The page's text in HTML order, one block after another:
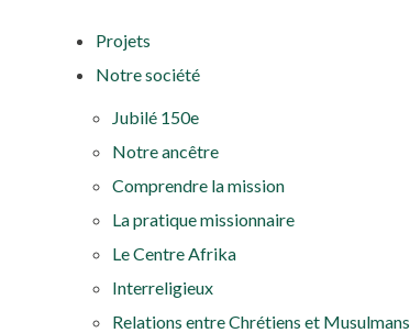
Projets
Notre société
Jubilé 150e
Notre ancêtre
Comprendre la mission
La pratique missionnaire
Le Centre Afrika
Interreligieux
Relations entre Chrétiens et Musulmans